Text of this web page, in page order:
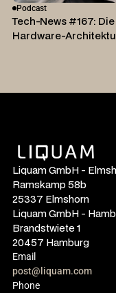
Podcast
Tech-News #167:
Hardware-
Liquam GmbH -
Ramskamp 58b
25337 Elmshorn
Liquam GmbH -
Brandstwiete 1
20457 Hamburg
Email
post@liquam.com
Phone